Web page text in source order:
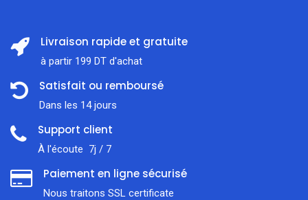
Livraison rapide et gratuite
à partir 199 DT d'achat
Satisfait ou remboursé
Dans les 14 jours
Support client
À l'écoute 7j / 7
Paiement en ligne sécurisé
Nous traitons SSL сertificate